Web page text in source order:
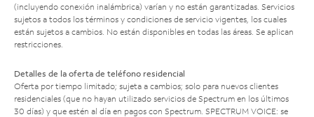
(incluyendo conexión inalámbrica) varían y no están garantizadas. Servicios
sujetos a todos los términos y condiciones de servicio vigentes, los cuales
están sujetos a cambios. No están disponibles en todas las áreas. Se aplican
restricciones.
Detalles de la oferta de teléfono residencial
Oferta por tiempo limitado; sujeta a cambios; solo para nuevos clientes
residenciales (que no hayan utilizado servicios de Spectrum en los últimos
30 días) y que estén al día en pagos con Spectrum. SPECTRUM VOICE: se